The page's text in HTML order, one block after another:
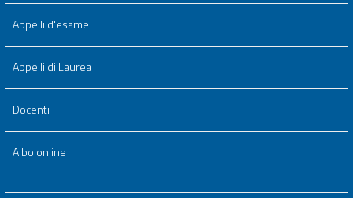
Appelli d'esame
Appelli di Laurea
Docenti
Albo online